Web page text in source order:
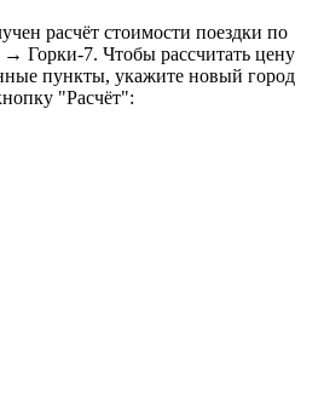
расчёт стоимости поездки по
Горки-7. Чтобы рассчитать цену
пункты, укажите новый город
"Расчёт":